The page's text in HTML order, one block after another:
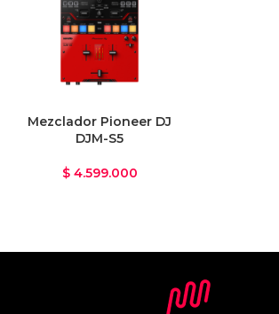
Mezclador Pioneer DJ
DJM-S5
$4.599.000